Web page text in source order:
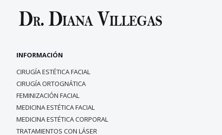
INFORMACIÓN
CIRUGÍA ESTÉTICA FACIAL
CIRUGÍA ORTOGNÁTICA
FEMINIZACIÓN FACIAL
MEDICINA ESTÉTICA FACIAL
MEDICINA ESTÉTICA CORPORAL
TRATAMIENTOS CON LÁSER